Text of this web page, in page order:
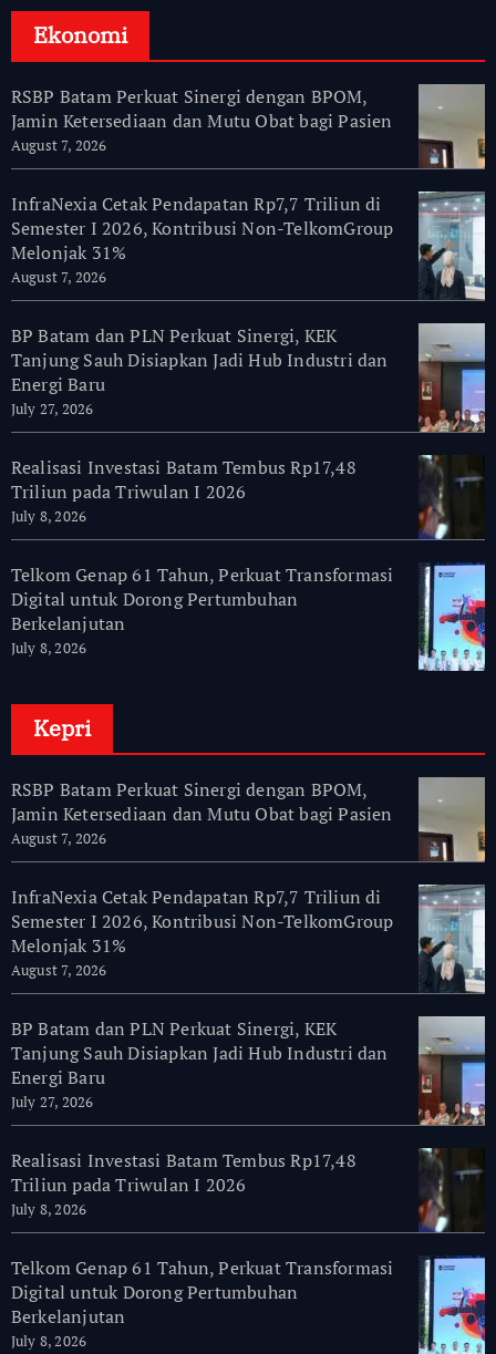
Ekonomi
RSBP Batam Perkuat Sinergi dengan BPOM,
Jamin Ketersediaan dan Mutu Obat bagi Pasien
August 7, 2026
InfraNexia Cetak Pendapatan Rp7,7 Triliun di
Semester I 2026, Kontribusi Non-TelkomGroup
Melonjak 31%
August 7, 2026
BP Batam dan PLN Perkuat Sinergi, KEK
Tanjung Sauh Disiapkan Jadi Hub Industri dan
Energi Baru
July 27, 2026
Realisasi Investasi Batam Tembus Rp17,48
Triliun pada Triwulan I 2026
July 8, 2026
Telkom Genap 61 Tahun, Perkuat Transformasi
Digital untuk Dorong Pertumbuhan
Berkelanjutan
July 8, 2026
Kepri
RSBP Batam Perkuat Sinergi dengan BPOM,
Jamin Ketersediaan dan Mutu Obat bagi Pasien
August 7, 2026
InfraNexia Cetak Pendapatan Rp7,7 Triliun di
Semester I 2026, Kontribusi Non-TelkomGroup
Melonjak 31%
August 7, 2026
BP Batam dan PLN Perkuat Sinergi, KEK
Tanjung Sauh Disiapkan Jadi Hub Industri dan
Energi Baru
July 27, 2026
Realisasi Investasi Batam Tembus Rp17,48
Triliun pada Triwulan I 2026
July 8, 2026
Telkom Genap 61 Tahun, Perkuat Transformasi
Digital untuk Dorong Pertumbuhan
Berkelanjutan
July 8, 2026